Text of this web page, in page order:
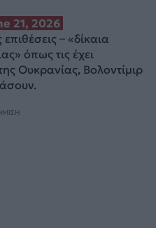
21, 2026
– «δίκαια
όπως τις έχει
Ουκρανίας, Βολοντίμιρ